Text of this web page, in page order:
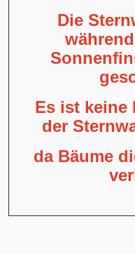
Die
Es ist keine
der
da Bäume